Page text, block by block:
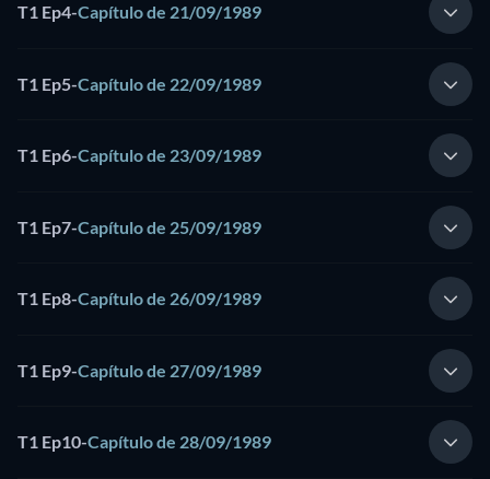
T1 Ep4-Capítulo de 21/09/1989
T1 Ep5-Capítulo de 22/09/1989
T1 Ep6-Capítulo de 23/09/1989
T1 Ep7-Capítulo de 25/09/1989
T1 Ep8-Capítulo de 26/09/1989
T1 Ep9-Capítulo de 27/09/1989
T1 Ep10-Capítulo de 28/09/1989